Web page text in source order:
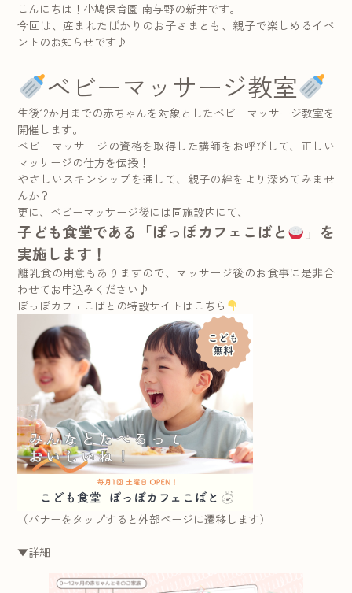
こんにちは！小鳩保育園 南与野の新井です。
今回は、産まれたばかりのお子さまとも、親子で楽しめるイベ
ントのお知らせです♪
ベビーマッサージ教室
生後12か月までの赤ちゃんを対象としたベビーマッサージ教室を
開催します。
ベビーマッサージの資格を取得した講師をお呼びして、正しい
マッサージの仕方を伝授！
やさしいスキンシップを通して、親子の絆をより深めてみませ
んか？
更に、ベビーマッサージ後には同施設内にて、
子ども食堂である「ぽっぽカフェこばと
」を
実施します！
離乳食の用意もありますので、マッサージ後のお食事に是非合
わせてお申込みください♪
ぽっぽカフェこばとの特設サイトはこちら
（バナーをタップすると外部ページに遷移します）
▼詳細